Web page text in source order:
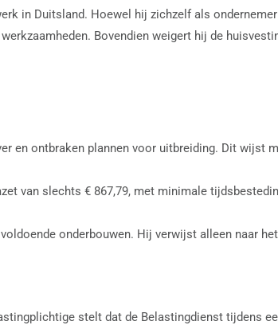
in Duitsland. Hoewel hij zichzelf als
Bovendien weigert hij de
en ontbraken plannen voor uitbreiding. Dit wijst
van slechts € 867,79, met minimale
onderbouwen. Hij verwijst alleen naar
stelt dat de Belastingdienst tijdens